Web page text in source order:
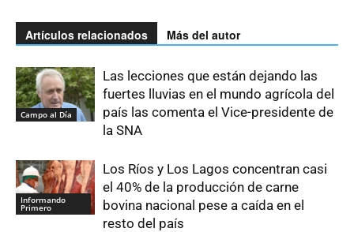
Artículos relacionados Más del autor
Campo al Día
Las lecciones que están dejando las
fuertes lluvias en el mundo agrícola del
país las comenta el Vice-presidente de
la SNA
Informando
Primero
Los Ríos y Los Lagos concentran casi
el 40% de la producción de carne
bovina nacional pese a caída en el
resto del país